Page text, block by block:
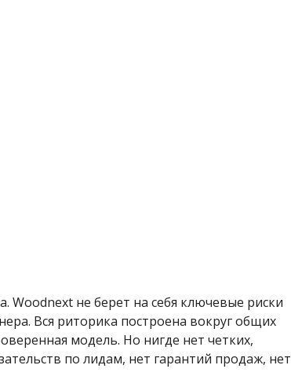
Woodnext не берет на себя ключевые риски
Вся риторика построена вокруг общих
модель. Но нигде нет четких,
по лидам, нет гарантий продаж, нет